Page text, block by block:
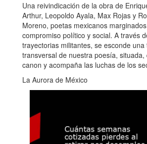
Una reivindicación de la obra de
Arthur, Leopoldo Ayala, Max Rojas y
Moreno, poetas mexicanos
compromiso político y social. A través
trayectorias militantes, se esconde una
transversal de nuestra poesía, situada,
canon y acompaña las luchas de los
La Aurora de México